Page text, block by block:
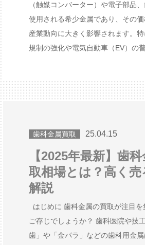
（触媒コンバーター）や電子部品
使用される希少金属であり、その
産業動向に大きく影響されます。​
規制の強化や電気自動車（EV）の
歯科金属買取 25.04.15
【2025年最新】歯
取相場とは？高く売
解説
はじめに 歯科金属の買取が注目を
ご存じでしょうか？ 歯科医院や技
歯」や「金パラ」などの歯科用金